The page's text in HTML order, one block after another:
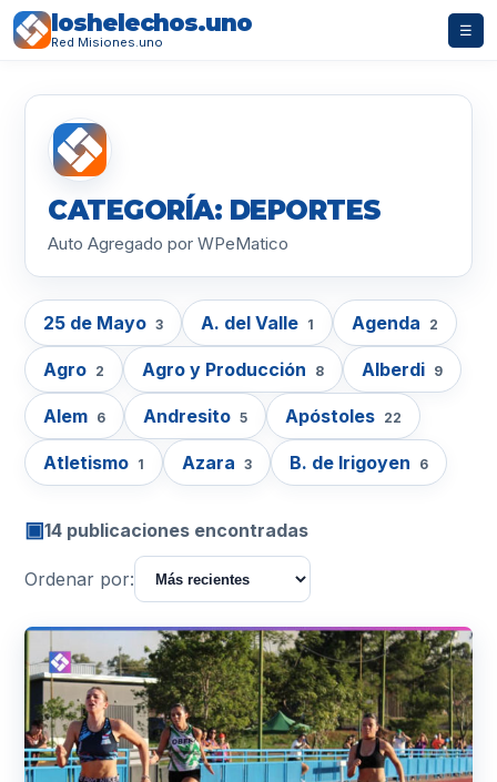
loshelechos.uno
Red Misiones.uno
☰
CATEGORÍA: DEPORTES
Auto Agregado por WPeMatico
25 de Mayo 3 A. del Valle 1 Agenda 2
Agro 2 Agro y Producción 8 Alberdi 9
Alem 6 Andresito 5 Apóstoles 22
Atletismo 1 Azara 3 B. de Irigoyen 6
▣14 publicaciones encontradas
Ordenar por: